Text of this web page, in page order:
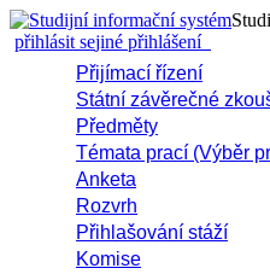
přihlásit sejiné přihlášení
Přijímací řízení
Státní závěrečné
Předměty
Témata prací (Výběr
Anketa
Rozvrh
Přihlašování stáží
Komise